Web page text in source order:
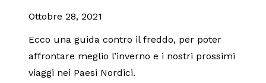
Ottobre 28, 2021
Ecco una guida contro il freddo, per poter
affrontare meglio l’inverno e i nostri prossimi
viaggi nei Paesi Nordici.